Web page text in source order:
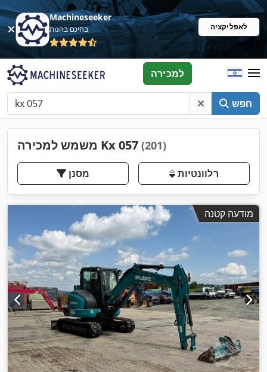
Machineseeker
בחינם בחנות לאפליקציה
חפש
למכירה
משמש למכירה Kx 057 (201)
מסנן רלוונטיות
מודעה קטנה